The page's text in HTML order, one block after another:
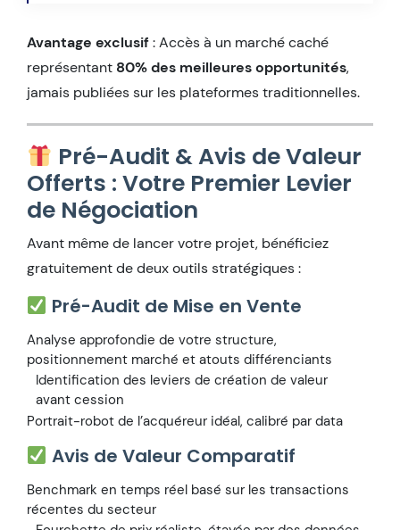
Avantage exclusif: Accès à un marché caché
représentant 80% des meilleures opportunités,
jamais publiées sur les plateformes traditionnelles.
Pré-Audit & Avis de Valeur
Offerts : Votre Premier Levier
de Négociation
Avant même de lancer votre projet, bénéficiez
gratuitement de deux outils stratégiques :
Pré-Audit de Mise en Vente
Analyse approfondie de votre structure,
positionnement marché et atouts différenciants
Identification des leviers de création de valeur
avant cession
Portrait-robot de l’acquéreur idéal, calibré par data
Avis de Valeur Comparatif
Benchmark en temps réel basé sur les transactions
récentes du secteur